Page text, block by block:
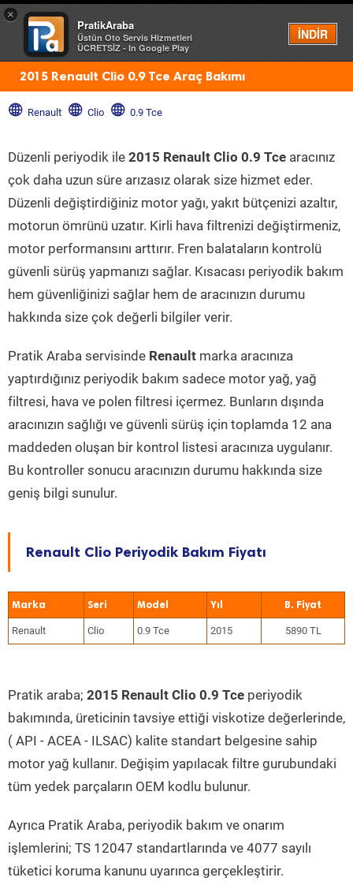
×
PratikAraba
Üstün Oto Servis Hizmetleri
ÜCRETSİZ - In Google Play
İNDİR
Menü
2015 Renault Clio 0.9 Tce Araç Bakımı
Renault Clio 0.9 Tce
Düzenli periyodik ile 2015 Renault Clio 0.9 Tce aracınız
çok daha uzun süre arızasız olarak size hizmet eder.
Düzenli değiştirdiğiniz motor yağı, yakıt bütçenizi azaltır,
motorun ömrünü uzatır. Kirli hava filtrenizi değiştirmeniz,
motor performansını arttırır. Fren balataların kontrolü
güvenli sürüş yapmanızı sağlar. Kısacası periyodik bakım
hem güvenliğinizi sağlar hem de aracınızın durumu
hakkında size çok değerli bilgiler verir.
Pratik Araba servisinde Renault marka aracınıza
yaptırdığınız periyodik bakım sadece motor yağ, yağ
filtresi, hava ve polen filtresi içermez. Bunların dışında
aracınızın sağlığı ve güvenli sürüş için toplamda 12 ana
maddeden oluşan bir kontrol listesi aracınıza uygulanır.
Bu kontroller sonucu aracınızın durumu hakkında size
geniş bilgi sunulur.
Renault Clio Periyodik Bakım Fiyatı
Marka Seri Model Yıl
Renault Clio 0.9 Tce 2015 5890 TL
Pratik araba; 2015 Renault Clio 0.9 Tce periyodik
bakımında, üreticinin tavsiye ettiği viskotize değerlerinde,
( API - ACEA - ILSAC) kalite standart belgesine sahip
motor yağ kullanır. Değişim yapılacak filtre gurubundaki
tüm yedek parçaların OEM kodlu bulunur.
Ayrıca Pratik Araba, periyodik bakım ve onarım
işlemlerini; TS 12047 standartlarında ve 4077 sayılı
tüketici koruma kanunu uyarınca gerçekleştirir.